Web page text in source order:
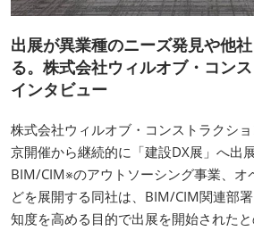
出展が異業種のニーズ発見や他
る。株式会社ウィルオブ・コン
インタビュー
株式会社ウィルオブ・コンストラクシ
京開催から継続的に「建設DX展」へ出
BIM/CIM※のアウトソーシング事業、オ
どを展開する同社は、BIM/CIM関連部
知度を高める目的で出展を開始されたと